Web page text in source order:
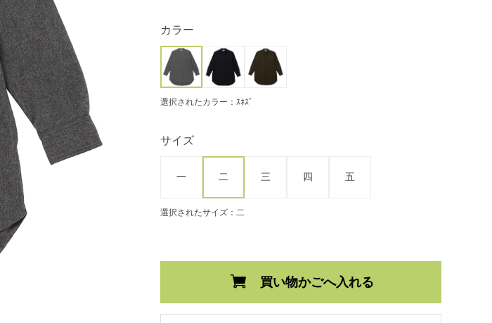
カラー
選択されたカラー：ｽﾈｽﾞ
サイズ
一 二 三 四 五
選択されたサイズ：二
買い物かごへ入れる